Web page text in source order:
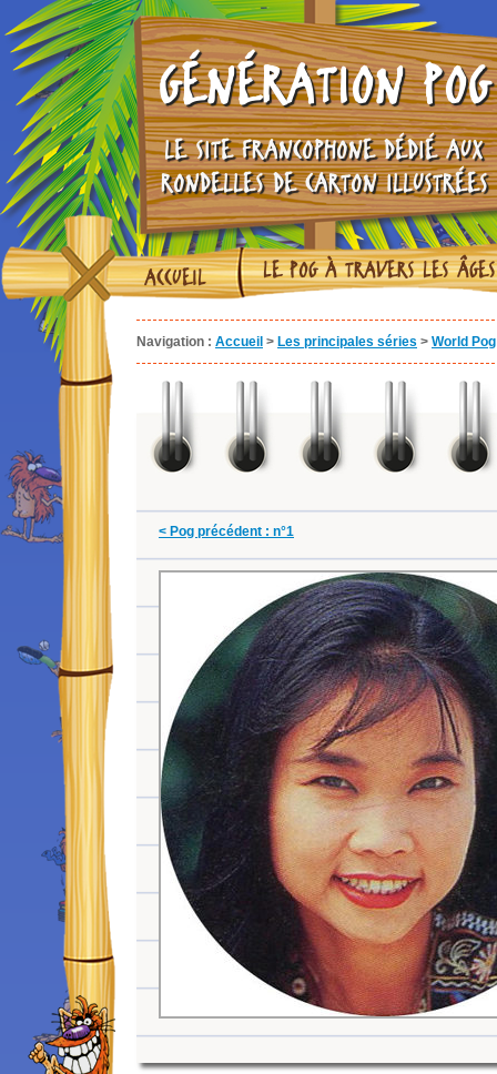
GÉNÉRATION POG
LE SITE FRANCOPHONE DÉDIÉ AUX
RONDELLES DE CARTON ILLUSTRÉES
ACCUEIL LE POG À TRAVERS LES ÂGES
Navigation : Accueil > Les principales séries > World
< Pog précédent : n°1